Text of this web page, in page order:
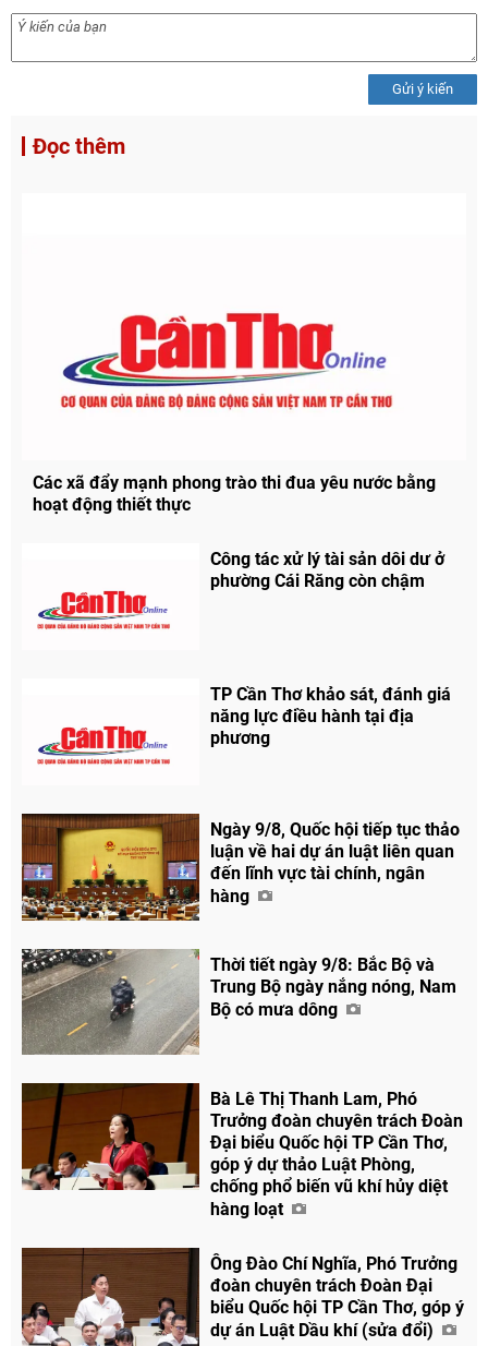
Gửi ý kiến
Đọc thêm
Các xã đẩy mạnh phong trào thi đua yêu nước bằng
hoạt động thiết thực
Công tác xử lý tài sản dôi dư ở
phường Cái Răng còn chậm
TP Cần Thơ khảo sát, đánh giá
năng lực điều hành tại địa
phương
Ngày 9/8, Quốc hội tiếp tục thảo
luận về hai dự án luật liên quan
đến lĩnh vực tài chính, ngân
hàng
Thời tiết ngày 9/8: Bắc Bộ và
Trung Bộ ngày nắng nóng, Nam
Bộ có mưa dông
Bà Lê Thị Thanh Lam, Phó
Trưởng đoàn chuyên trách Đoàn
Đại biểu Quốc hội TP Cần Thơ,
góp ý dự thảo Luật Phòng,
chống phổ biến vũ khí hủy diệt
hàng loạt
Ông Đào Chí Nghĩa, Phó Trưởng
đoàn chuyên trách Đoàn Đại
biểu Quốc hội TP Cần Thơ, góp ý
dự án Luật Dầu khí (sửa đổi)